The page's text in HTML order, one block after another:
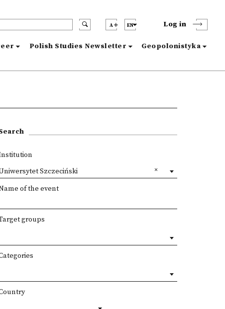
A EN Log in
Polish Studies Newsletter Geopolonistyka
Szczeciński
of the event
groups